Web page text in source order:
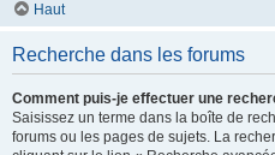
Haut
Recherche dans les forums
Comment puis-je effectuer une
Saisissez un terme dans la boîte de
forums ou les pages de sujets. La